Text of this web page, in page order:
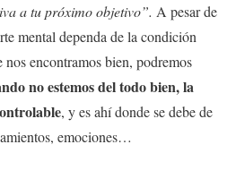
a tu próximo objetivo”. A pesar de
mental dependa de la condición
encontramos bien, podremos
no estemos del todo bien, la
, y es ahí donde se debe de
emociones…